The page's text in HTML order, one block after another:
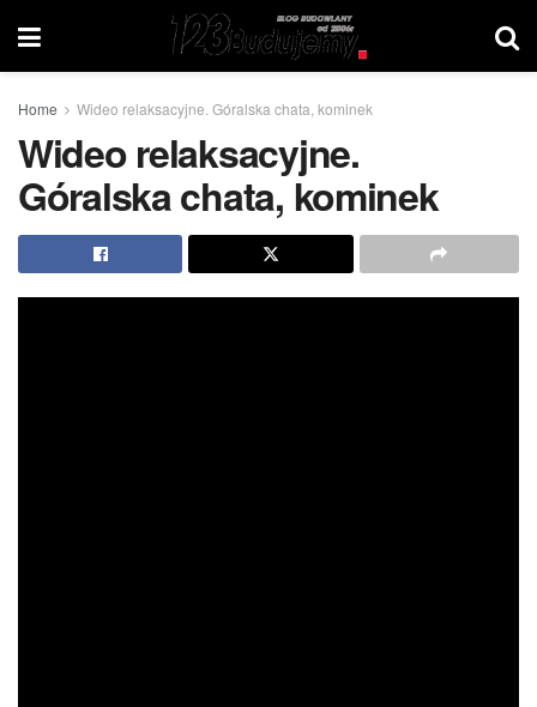
Home Wideo relaksacyjne. Góralska chata, kominek
Wideo relaksacyjne.
Góralska chata, kominek